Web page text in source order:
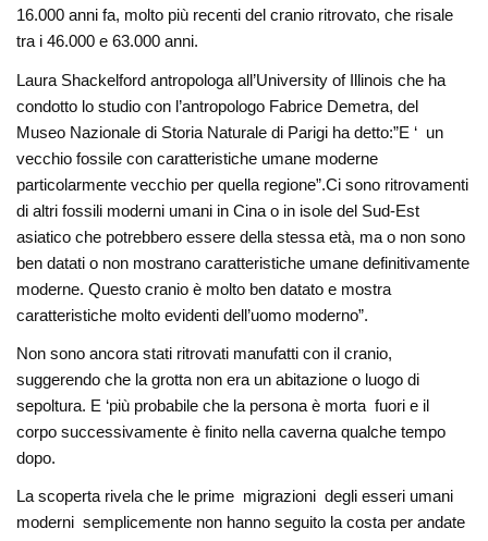
16.000 anni fa, molto più recenti del cranio ritrovato, che risale
tra i 46.000 e 63.000 anni.
Laura Shackelford antropologa all’University of Illinois che ha
condotto lo studio con l’antropologo Fabrice Demetra, del
Museo Nazionale di Storia Naturale di Parigi ha detto:”E ‘ un
vecchio fossile con caratteristiche umane moderne
particolarmente vecchio per quella regione”.Ci sono ritrovamenti
di altri fossili moderni umani in Cina o in isole del Sud-Est
asiatico che potrebbero essere della stessa età, ma o non sono
ben datati o non mostrano caratteristiche umane definitivamente
moderne. Questo cranio è molto ben datato e mostra
caratteristiche molto evidenti dell’uomo moderno”.
Non sono ancora stati ritrovati manufatti con il cranio,
suggerendo che la grotta non era un abitazione o luogo di
sepoltura. E ‘più probabile che la persona è morta fuori e il
corpo successivamente è finito nella caverna qualche tempo
dopo.
La scoperta rivela che le prime migrazioni degli esseri umani
moderni semplicemente non hanno seguito la costa per andate